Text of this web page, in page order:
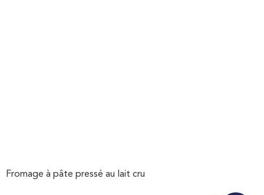
Fromage à pâte pressé au lait cru